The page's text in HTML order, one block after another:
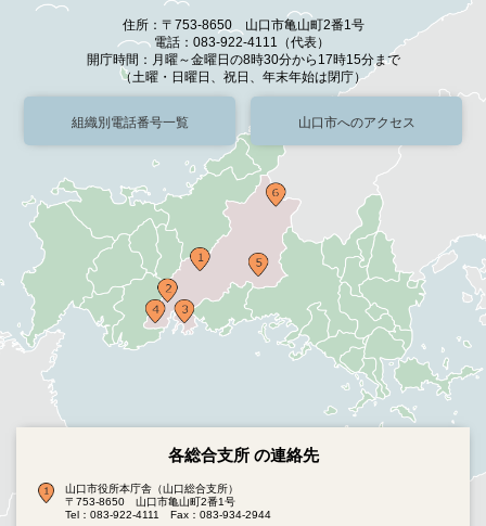
住所：〒753-8650 山口市亀山町2番1号
電話：083-922-4111（代表）
開庁時間：月曜～金曜日の8時30分から17時15分まで
（土曜・日曜日、祝日、年末年始は閉庁）
組織別電話番号一覧 山口市へのアクセス
各総合支所 の連絡先
山口市役所本庁舎（山口総合支所）
〒753-8650 山口市亀山町2番1号
Tel：083-922-4111
Fax：083-934-2944